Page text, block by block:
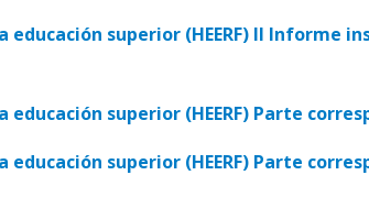
educación superior (HEERF) II
educación superior (HEERF) Parte
educación superior (HEERF) Parte